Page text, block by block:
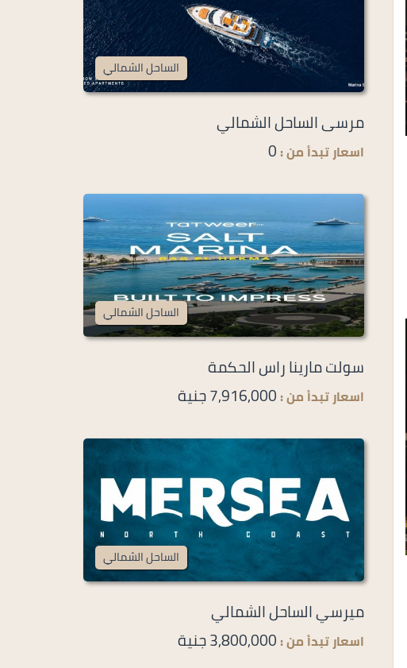
الساحل الشمالي
مرسى الساحل الشمالي
اسعار تبدأ من : 0
الساحل الشمالي
سولت مارينا راس الحكمة
اسعار تبدأ من : 7,916,000 جنية
الساحل الشمالي
ميرسي الساحل الشمالي
اسعار تبدأ من : 3,800,000 جنية